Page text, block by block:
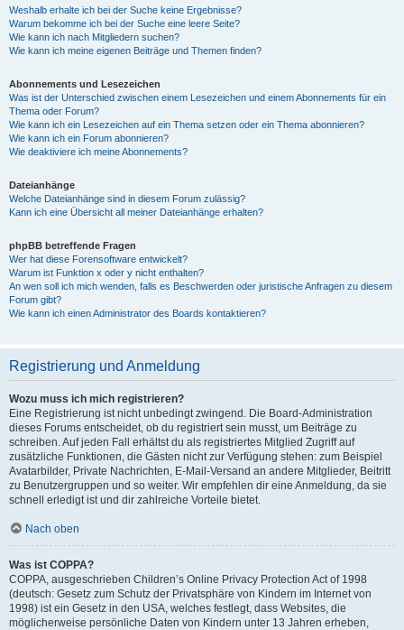
Weshalb erhalte ich bei der Suche keine Ergebnisse?
Warum bekomme ich bei der Suche eine leere Seite?
Wie kann ich nach Mitgliedern suchen?
Wie kann ich meine eigenen Beiträge und Themen finden?
Abonnements und Lesezeichen
Was ist der Unterschied zwischen einem Lesezeichen und einem Abonnements für ein
Thema oder Forum?
Wie kann ich ein Lesezeichen auf ein Thema setzen oder ein Thema abonnieren?
Wie kann ich ein Forum abonnieren?
Wie deaktiviere ich meine Abonnements?
Dateianhänge
Welche Dateianhänge sind in diesem Forum zulässig?
Kann ich eine Übersicht all meiner Dateianhänge erhalten?
phpBB betreffende Fragen
Wer hat diese Forensoftware entwickelt?
Warum ist Funktion x oder y nicht enthalten?
An wen soll ich mich wenden, falls es Beschwerden oder juristische Anfragen zu diesem
Forum gibt?
Wie kann ich einen Administrator des Boards kontaktieren?
Registrierung und Anmeldung
Wozu muss ich mich registrieren?
Eine Registrierung ist nicht unbedingt zwingend. Die Board-Administration
dieses Forums entscheidet, ob du registriert sein musst, um Beiträge zu
schreiben. Auf jeden Fall erhältst du als registriertes Mitglied Zugriff auf
zusätzliche Funktionen, die Gästen nicht zur Verfügung stehen: zum Beispiel
Avatarbilder, Private Nachrichten, E-Mail-Versand an andere Mitglieder, Beitritt
zu Benutzergruppen und so weiter. Wir empfehlen dir eine Anmeldung, da sie
schnell erledigt ist und dir zahlreiche Vorteile bietet.
Nach oben
Was ist COPPA?
COPPA, ausgeschrieben Children’s Online Privacy Protection Act of 1998
(deutsch: Gesetz zum Schutz der Privatsphäre von Kindern im Internet von
1998) ist ein Gesetz in den USA, welches festlegt, dass Websites, die
möglicherweise persönliche Daten von Kindern unter 13 Jahren erheben,